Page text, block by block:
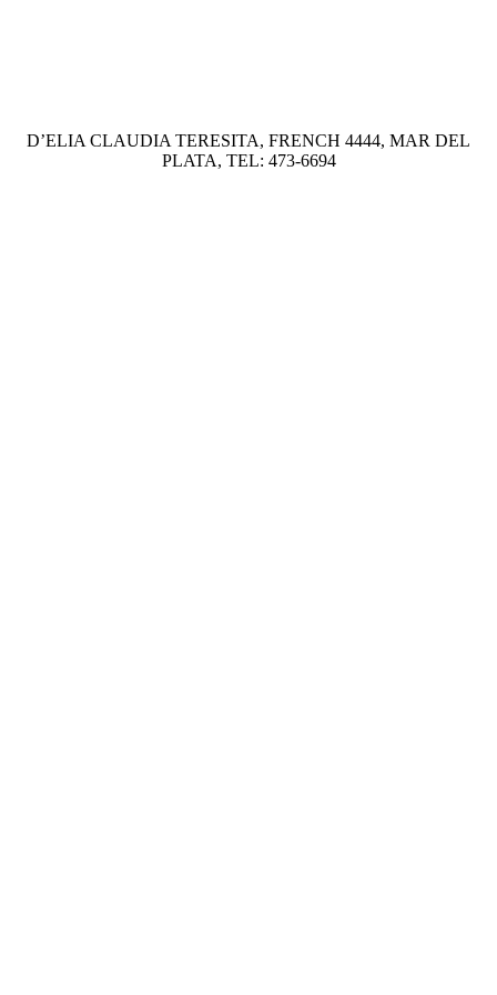
D’ELIA CLAUDIA TERESITA, FRENCH 4444, MAR DEL
PLATA, TEL: 473-6694